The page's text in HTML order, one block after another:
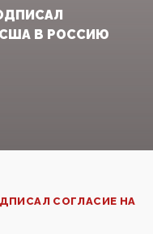
США В РОССИЮ
СОГЛАСИЕ НА